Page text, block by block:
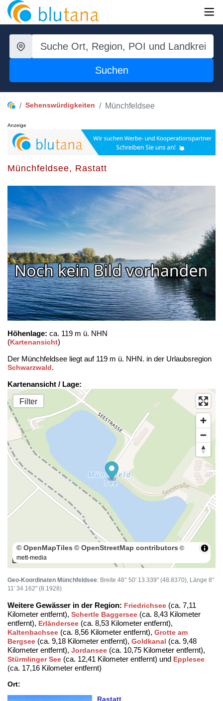
Suchen
Sehenswürdigkeiten Münchfeldsee
Anzeige
Münchfeldsee, Rastatt
Höhenlage: ca. 119 m ü. NHN
(Kartenansicht)
Der Münchfeldsee liegt auf 119 m ü. NHN. in der Urlaubsregion
Schwarzwald.
Kartenansicht / Lage:
Filter
100 m
© OpenMapTiles © OpenStreetMap contributors ©
mett-media
Geo-Koordinaten Münchfeldsee: Breite 48° 50' 13.339" (48.8370), Länge 8°
11' 34.162" (8.1928)
Weitere Gewässer in der Region: Friedrichsee (ca. 7,11
Kilometer entfernt), Schertle Baggersee (ca. 8,43 Kilometer
entfernt), Erländersee (ca. 8,53 Kilometer entfernt),
Kaltenbachsee (ca. 8,56 Kilometer entfernt), Grotte am
Bergsee (ca. 9,18 Kilometer entfernt), Goldkanal (ca. 9,48
Kilometer entfernt), Jordansee (ca. 10,75 Kilometer entfernt),
Stürmlinger See (ca. 12,41 Kilometer entfernt) und Epplesee
(ca. 17,16 Kilometer entfernt)
Ort:
Rastatt